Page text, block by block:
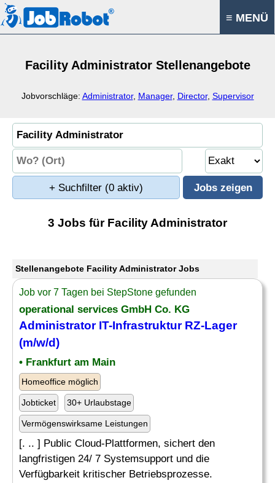
≡ MENÜ
Facility Administrator Stellenangebote
Jobvorschläge: Administrator, Manager, Director, Supervisor
+ Suchfilter (0 aktiv)
3 Jobs für Facility Administrator
Stellenangebote Facility Administrator Jobs
Job vor 7 Tagen bei StepStone gefunden
operational services GmbH Co. KG
AdministratorIT-Infrastruktur RZ-Lager
(m/w/d)
• Frankfurt am Main
Homeoffice möglich
Jobticket 30+ Urlaubstage
Vermögenswirksame Leistungen
[. .. ] Public Cloud-Plattformen, sichert den
langfristigen 24/ 7 Systemsupport und die
Verfügbarkeit kritischer Betriebsprozesse.